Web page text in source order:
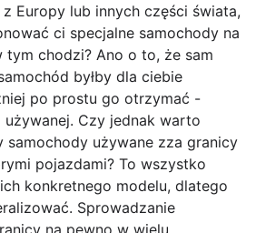
Europy lub innych części świata,
ci specjalne samochody na
tym chodzi? Ano o to, że sam
byłby dla ciebie
po prostu go otrzymać -
Czy jednak warto
samochody używane zza granicy
pojazdami? To wszystko
konkretnego modelu, dlatego
Sprowadzanie
na pewno w wielu